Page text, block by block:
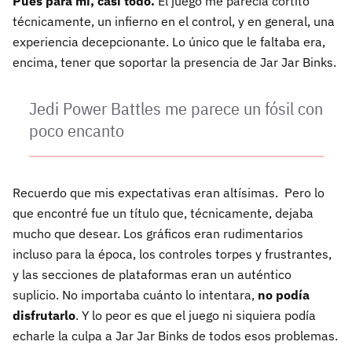
técnicamente, un infierno en el control, y en general, una
experiencia decepcionante. Lo único que le faltaba era,
encima, tener que soportar la presencia de Jar Jar Binks.
Jedi Power Battles me parece un fósil con
poco encanto
Recuerdo que mis expectativas eran altísimas. Pero lo
que encontré fue un título que, técnicamente, dejaba
mucho que desear. Los gráficos eran rudimentarios
incluso para la época, los controles torpes y frustrantes,
y las secciones de plataformas eran un auténtico
suplicio. No importaba cuánto lo intentara, no podía
disfrutarlo. Y lo peor es que el juego ni siquiera podía
echarle la culpa a Jar Jar Binks de todos esos problemas.